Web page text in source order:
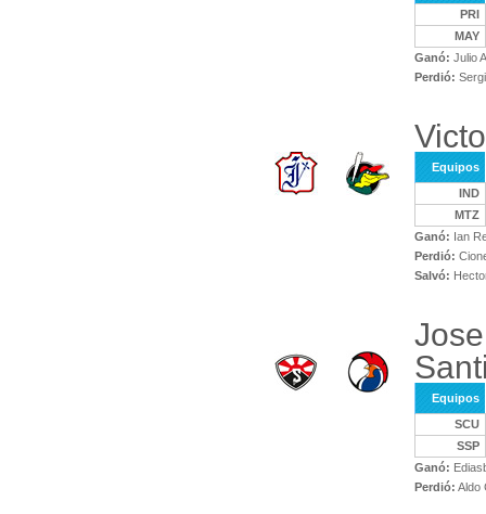
PRI
MAY
Ganó: Julio
Perdió:
Equipos
IND
MTZ
Ganó: Ian
Perdió:
Salvó:
Equipos
SCU
SSP
Ganó:
Perdió: Aldo